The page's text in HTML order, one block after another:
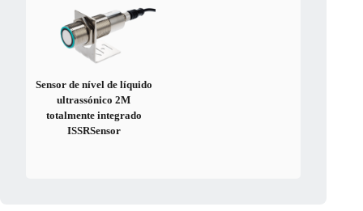
Sensor de nível de líquido
ultrassónico 2M
totalmente integrado
ISSRSensor